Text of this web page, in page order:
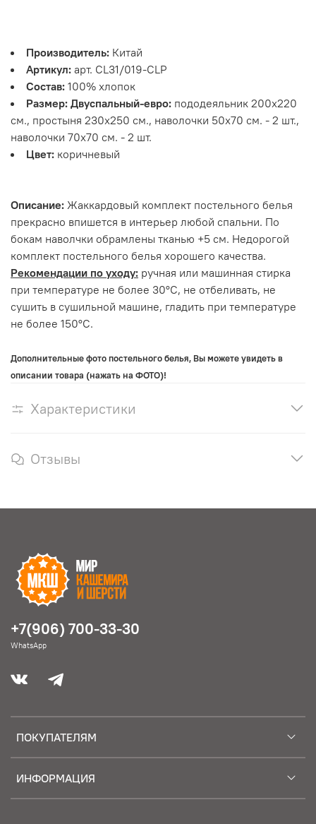
Производитель: Китай
Артикул: арт. CL31/019-CLP
Состав: 100% хлопок
Размер: Двуспальный-евро: пододеяльник 200х220
см., простыня 230х250 см., наволочки 50х70 см. - 2 шт.,
наволочки 70х70 см. - 2 шт.
Цвет: коричневый
Описание: Жаккардовый комплект постельного белья
прекрасно впишется в интерьер любой спальни. По
бокам наволчки обрамлены тканью +5 см. Недорогой
комплект постельного белья хорошего качества.
Рекомендации по уходу: ручная или машинная стирка
при температуре не более 30°С, не отбеливать, не
сушить в сушильной машине, гладить при температуре
не более 150°С.
Дополнительные фото постельного белья, Вы можете увидеть в
описании товара (нажать на ФОТО)!
Характеристики
Отзывы
ПОКУПАТЕЛЯМ
ИНФОРМАЦИЯ
+7(906) 700-33-30
WhatsApp